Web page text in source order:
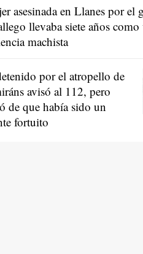
asesinada en Llanes por el
llevaba siete años
machista
por el atropello de
avisó al 112, pero
de que había sido un
fortuito